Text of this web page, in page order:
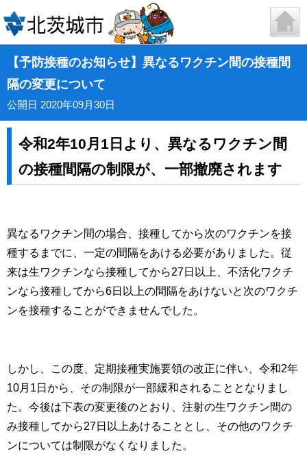
【予防接種のお知らせ】異なるワクチン間の接種間
隔の変更について
公開日 2020年09月30日
令和2年10月1日より、異なるワクチン間
の接種間隔の制限が、一部撤廃されます
異なるワクチン間の場合、接種してから次のワクチンを接
種するまでに、一定の間隔をあける必要がありました。従
来は生ワクチンなら接種してから27日以上、不活化ワクチ
ンなら接種してから6日以上の間隔をあけないと次のワクチ
ンを接種することができませんでした。
しかし、この度、定期接種実施要領の改正に伴い、令和2年
10月1日から、その制限が一部緩和されることとなりまし
た。今後は下表の変更後のとおり、注射の生ワクチン間の
み接種してから27日以上あけることとし、その他のワクチ
ンについては制限がなくなりました。